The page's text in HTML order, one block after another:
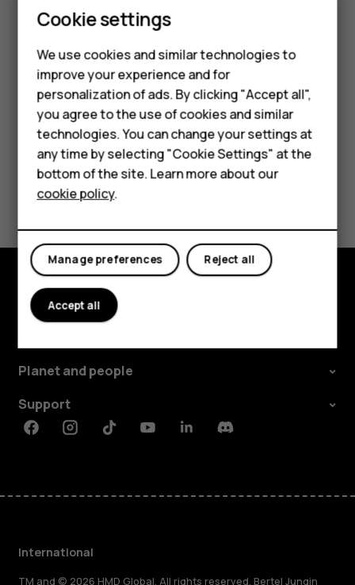
Smartphones
Feature phones
Phones for kids
Accessories
HMD Terra M
For business
Tablets
ध्वनि
उन्नत
सामान्य सूचना ध्वनि पर टैप करें.
Did you find this helpful?
Yes No
Explore
Planet and people
Support
FacebookInstagramTiktokYoutubeLinkedinDiscord
International
TM and © 2026 HMD Global. All rights reserved. Bertel Jungin
Cookie settings
We use cookies and similar technologies to
improve your experience and for
personalization of ads. By clicking "Accept all",
you agree to the use of cookies and similar
technologies. You can change your settings at
any time by selecting "Cookie Settings" at the
bottom of the site. Learn more about our
cookie policy.
Reject all
Manage preferences
Accept all